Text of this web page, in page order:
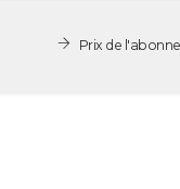
Prix de